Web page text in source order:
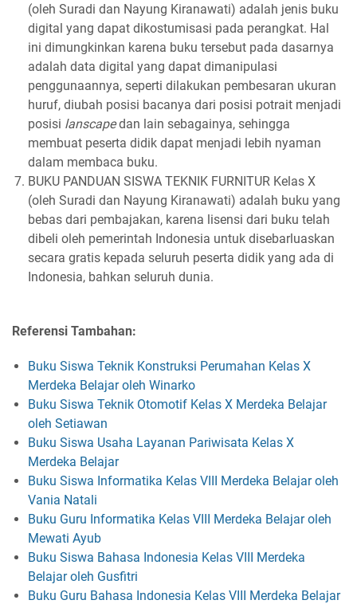
(oleh Suradi dan Nayung Kiranawati) adalah jenis buku
digital yang dapat dikostumisasi pada perangkat. Hal
ini dimungkinkan karena buku tersebut pada dasarnya
adalah data digital yang dapat dimanipulasi
penggunaannya, seperti dilakukan pembesaran ukuran
huruf, diubah posisi bacanya dari posisi potrait menjadi
posisi lanscapedan lain sebagainya, sehingga
membuat peserta didik dapat menjadi lebih nyaman
dalam membaca buku.
BUKU PANDUAN SISWA TEKNIK FURNITUR Kelas X
(oleh Suradi dan Nayung Kiranawati) adalah buku yang
bebas dari pembajakan, karena lisensi dari buku telah
dibeli oleh pemerintah Indonesia untuk disebarluaskan
secara gratis kepada seluruh peserta didik yang ada di
Indonesia, bahkan seluruh dunia.
Referensi Tambahan:
Buku Siswa Teknik Konstruksi Perumahan Kelas X
Merdeka Belajar oleh Winarko
Buku Siswa Teknik Otomotif Kelas X Merdeka Belajar
oleh Setiawan
Buku Siswa Usaha Layanan Pariwisata Kelas X
Merdeka Belajar
Buku Siswa Informatika Kelas VIII Merdeka Belajar oleh
Vania Natali
Buku Guru Informatika Kelas VIII Merdeka Belajar oleh
Mewati Ayub
Buku Siswa Bahasa Indonesia Kelas VIII Merdeka
Belajar oleh Gusfitri
Buku Guru Bahasa Indonesia Kelas VIII Merdeka Belajar